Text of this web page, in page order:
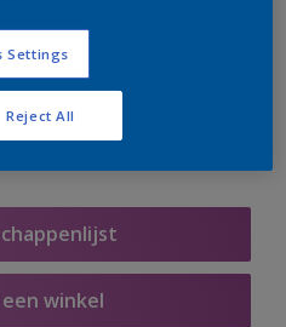
dit product online
in de gaten, we werken
aan te vullen.
winkel
Settings
Reject All